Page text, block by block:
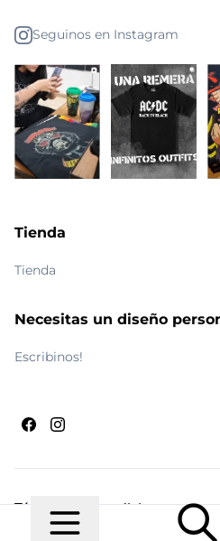
Seguinos en Instagram
Tienda
Tienda
Necesitas un diseño
Escribinos!
© 2026 Maldito Ramón
Términos y condiciones